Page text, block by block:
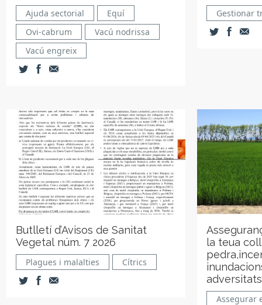
Ajuda sectorial
Equí
Ovi-cabrum
Vacú nodrissa
Vacú engreix
Gestionar
Butlletí d’Avisos de Sanitat
Vegetal núm. 7 2026
Plagues i malalties Cítrics
la teua
Assegurar